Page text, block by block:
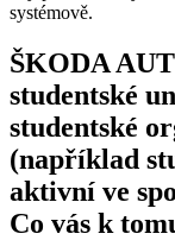
systémově.
ŠKODA
studentské
studentské
(například
aktivní ve
Co vás k